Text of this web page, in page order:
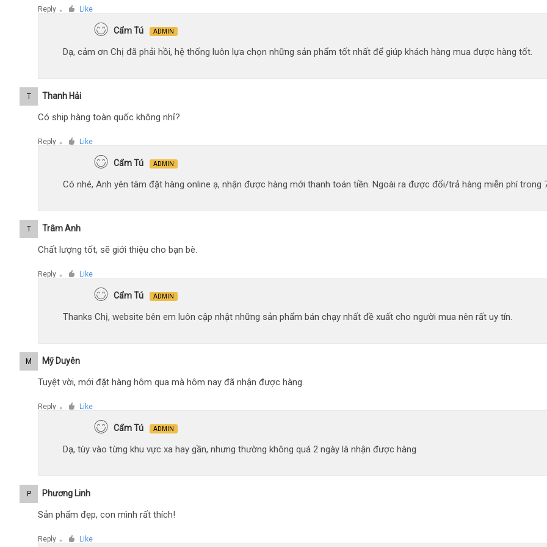
Reply ● Like
Cẩm Tú ADMIN
Dạ, cảm ơn Chị đã phải hồi, hệ thống luôn lựa chọn những sản phẩm tốt nhất để giúp khách hàng mua được hàng tốt.
T Thanh Hải
Có ship hàng toàn quốc không nhỉ?
Reply ● Like
Cẩm Tú ADMIN
Có nhé, Anh yên tâm đặt hàng online ạ, nhận được hàng mới thanh toán tiền. Ngoài ra được đổi/trả hàng miễn phí trong
T Trâm Anh
Chất lượng tốt, sẽ giới thiệu cho bạn bè.
Reply ● Like
Cẩm Tú ADMIN
Thanks Chị, website bên em luôn cập nhật những sản phẩm bán chạy nhất đề xuất cho người mua nên rất uy tín.
M Mỹ Duyên
Tuyệt vời, mới đặt hàng hôm qua mà hôm nay đã nhận được hàng.
Reply ● Like
Cẩm Tú ADMIN
Dạ, tùy vào từng khu vực xa hay gần, nhưng thường không quá 2 ngày là nhận được hàng
P Phương Linh
Sản phẩm đẹp, con mình rất thích!
Reply ● Like